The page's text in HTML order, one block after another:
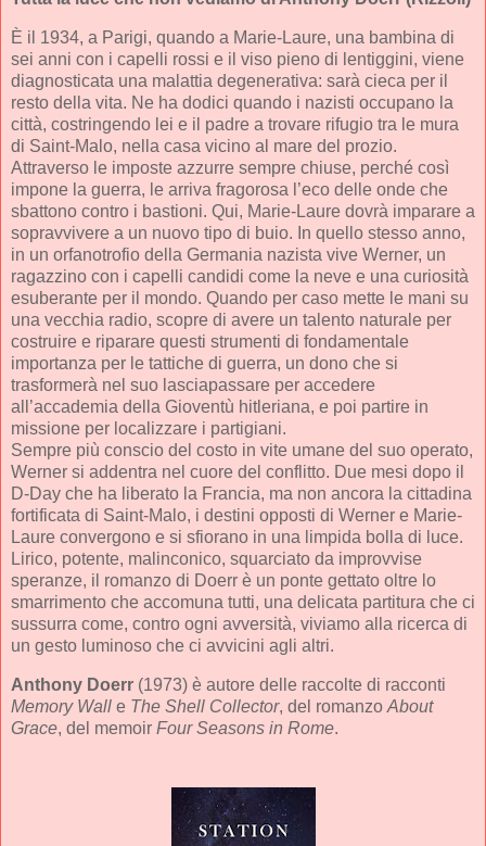
È il 1934, a Parigi, quando a Marie-Laure, una bambina di
sei anni con i capelli rossi e il viso pieno di lentiggini, viene
diagnosticata una malattia degenerativa: sarà cieca per il
resto della vita. Ne ha dodici quando i nazisti occupano la
città, costringendo lei e il padre a trovare rifugio tra le mura
di Saint-Malo, nella casa vicino al mare del prozio.
Attraverso le imposte azzurre sempre chiuse, perché così
impone la guerra, le arriva fragorosa l’eco delle onde che
sbattono contro i bastioni. Qui, Marie-Laure dovrà imparare a
sopravvivere a un nuovo tipo di buio. In quello stesso anno,
in un orfanotrofio della Germania nazista vive Werner, un
ragazzino con i capelli candidi come la neve e una curiosità
esuberante per il mondo. Quando per caso mette le mani su
una vecchia radio, scopre di avere un talento naturale per
costruire e riparare questi strumenti di fondamentale
importanza per le tattiche di guerra, un dono che si
trasformerà nel suo lasciapassare per accedere
all’accademia della Gioventù hitleriana, e poi partire in
missione per localizzare i partigiani.
Sempre più conscio del costo in vite umane del suo operato,
Werner si addentra nel cuore del conflitto. Due mesi dopo il
D-Day che ha liberato la Francia, ma non ancora la cittadina
fortificata di Saint-Malo, i destini opposti di Werner e Marie-
Laure convergono e si sfiorano in una limpida bolla di luce.
Lirico, potente, malinconico, squarciato da improvvise
speranze, il romanzo di Doerr è un ponte gettato oltre lo
smarrimento che accomuna tutti, una delicata partitura che ci
sussurra come, contro ogni avversità, viviamo alla ricerca di
un gesto luminoso che ci avvicini agli altri.
Anthony Doerr (1973) è autore delle raccolte di racconti
Memory Wall e The Shell Collector, del romanzo About
Grace, del memoir Four Seasons in Rome.